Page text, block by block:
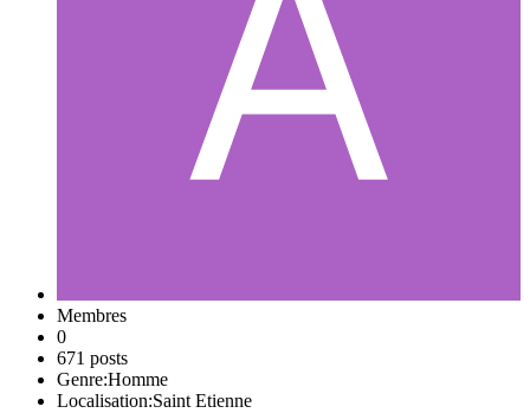
Membres
0
671 posts
Genre:Homme
Localisation:Saint Etienne